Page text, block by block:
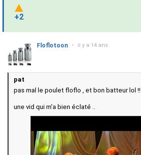
+2
Floflotoon • il y a 14 ans
pat
pas mal le poulet floflo , et bon batteur lol !!
une vid qui m'a bien éclaté ..